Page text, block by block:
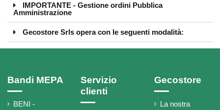
IMPORTANTE - Gestione ordini Pubblica
Amministrazione
Gecostore Srls opera con le seguenti modalità:
Bandi MEPA
BENI -
Servizio
clienti
Gecostore
La nostra